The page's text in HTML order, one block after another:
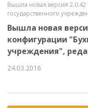
Вышла новая версия 2.0.42
государственного
Вышла новая
конфигурации
учреждения",
24.03.2016